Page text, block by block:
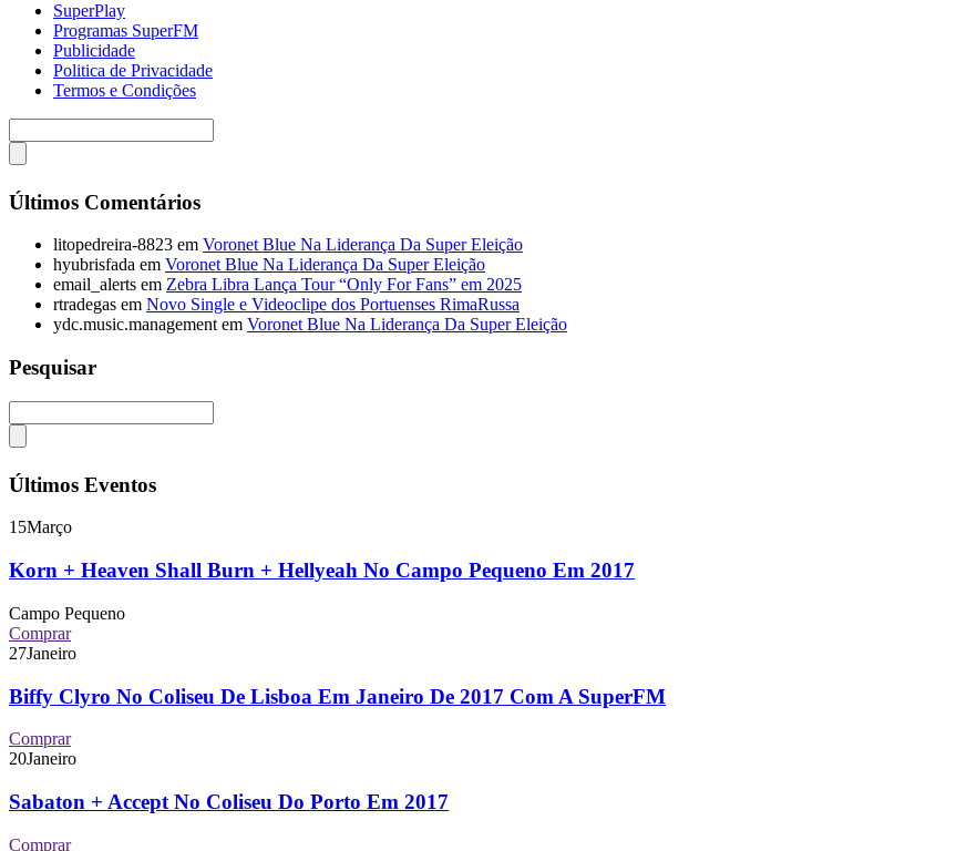
SuperPlay
Programas SuperFM
Publicidade
Politica de Privacidade
Termos e Condições
Últimos Comentários
litopedreira-8823 em Voronet Blue Na Liderança Da Super Eleição
hyubrisfada em Voronet Blue Na Liderança Da Super Eleição
email_alerts em Zebra Libra Lança Tour “Only For Fans” em 2025
rtradegas em Novo Single e Videoclipe dos Portuenses RimaRussa
ydc.music.managementem Voronet Blue Na Liderança Da Super Eleição
Pesquisar
Últimos Eventos
15Março
Korn + Heaven Shall Burn + Hellyeah No Campo Pequeno Em 2017
Campo Pequeno
Comprar
27Janeiro
Biffy Clyro No Coliseu De Lisboa Em Janeiro De 2017 Com A SuperFM
Comprar
20Janeiro
Sabaton + Accept No Coliseu Do Porto Em 2017
Comprar